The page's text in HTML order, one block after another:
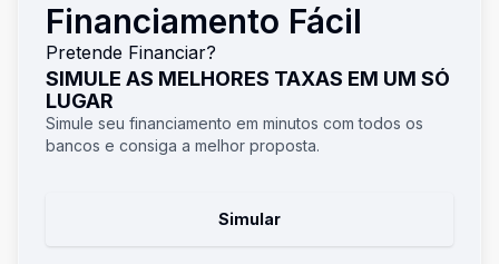
Financiamento Fácil
Pretende Financiar?
SIMULE AS MELHORES TAXAS EM UM SÓ
LUGAR
Simule seu financiamento em minutos com todos os
bancos e consiga a melhor proposta.
Simular